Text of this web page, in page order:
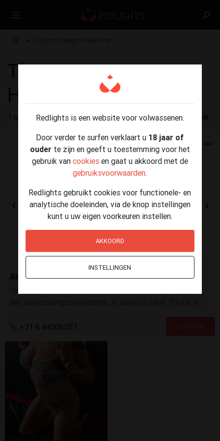
Redlights is een website voor volwassenen.
Door verder te surfen verklaart u 18 jaar of
ouder te zijn en geeft u toestemming voor het
gebruik van cookiesen gaat u akkoord met de
gebruiksvoorwaarden.
Redlights gebruikt cookies voor functionele- en
analytische doeleinden, via de knop instellingen
kunt u uw eigen voorkeuren instellen.
AKKOORD
INSTELLINGEN
Thuisontvangst
1 advertenties gevonden voorThuisontvangst Halsteren
Alejandra
+31 6 44506207